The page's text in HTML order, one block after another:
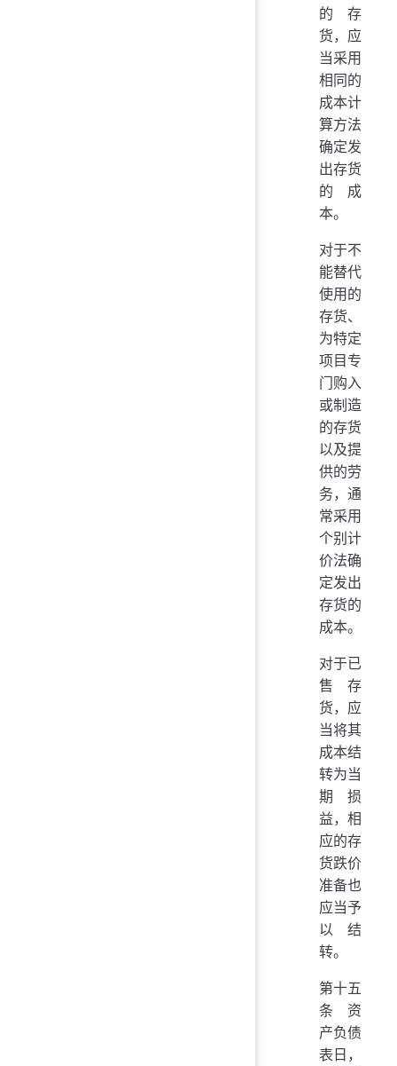
的存
货，应
当采用
相同的
成本计
算方法
确定发
出存货
的成
本。
对于不
能替代
使用的
存货、
为特定
项目专
门购入
或制造
的存货
以及提
供的劳
务，通
常采用
个别计
价法确
定发出
存货的
成本。
对于已
售存
货，应
当将其
成本结
转为当
期损
益，相
应的存
货跌价
准备也
应当予
以结
转。
第十五
条 资
产负债
表日，